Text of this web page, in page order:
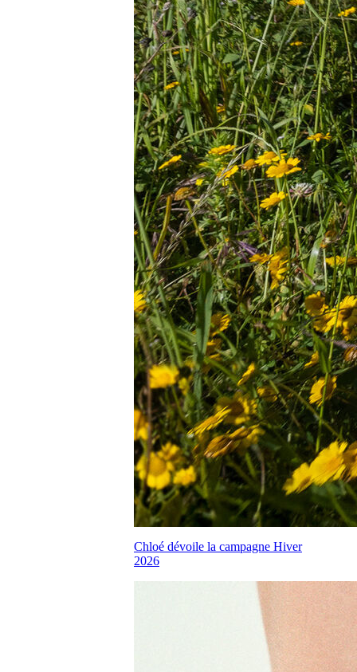
Chloé dévoile la campagne Hiver
2026